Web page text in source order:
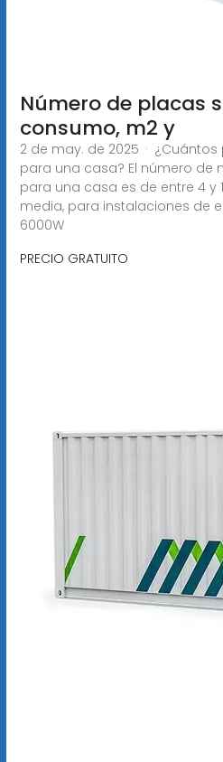
Número de placas
consumo, m2 y
2 de may. de 2025 ·
para una casa? El número de
para una casa es de entre 4 y
media, para instalaciones de
6000W
PRECIO GRATUITO